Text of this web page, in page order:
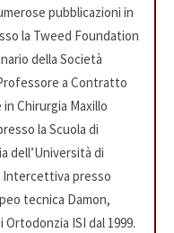
pubblicazioni in
la Tweed Foundation
della Società
a Contratto
Chirurgia Maxillo
la Scuola di
dell’Università di
Intercettiva presso
tecnica Damon,
ISI dal 1999.